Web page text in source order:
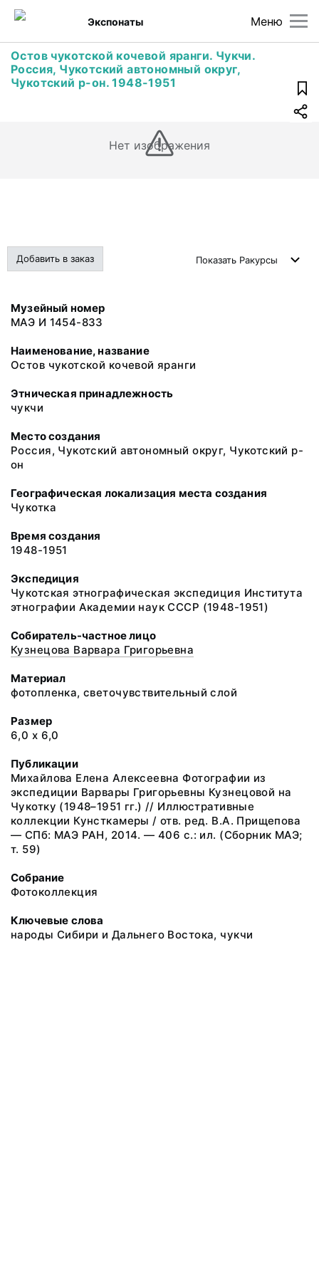
Меню
Экспонаты
Остов чукотской кочевой яранги. Чукчи.
Россия, Чукотский автономный округ,
Чукотский р-он. 1948-1951
Нет изображения
Добавить в заказ Показать Ракурсы
Музейный номер
МАЭ И 1454-833
Наименование, название
Остов чукотской кочевой яранги
Этническая принадлежность
чукчи
Место создания
Россия, Чукотский автономный округ, Чукотский р-
он
Географическая локализация места создания
Чукотка
Время создания
1948-1951
Экспедиция
Чукотская этнографическая экспедиция Института
этнографии Академии наук СССР (1948-1951)
Собиратель-частное лицо
Кузнецова Варвара Григорьевна
Материал
фотопленка, светочувствительный слой
Размер
6,0 х 6,0
Публикации
Михайлова Елена Алексеевна Фотографии из
экспедиции Варвары Григорьевны Кузнецовой на
Чукотку (1948–1951 гг.) // Иллюстративные
коллекции Кунсткамеры / отв. ред. В.А. Прищепова
— СПб: МАЭ РАН, 2014. — 406 с.: ил. (Сборник МАЭ;
т. 59)
Собрание
Фотоколлекция
Ключевые слова
народы Сибири и Дальнего Востока, чукчи